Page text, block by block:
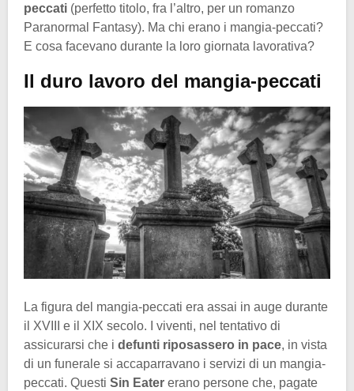
peccati (perfetto titolo, fra l’altro, per un romanzo
Paranormal Fantasy). Ma chi erano i mangia-peccati?
E cosa facevano durante la loro giornata lavorativa?
Il duro lavoro del mangia-peccati
La figura del mangia-peccati era assai in auge durante
il XVIII e il XIX secolo. I viventi, nel tentativo di
assicurarsi che i defunti riposassero in pace, in vista
di un funerale si accaparravano i servizi di un mangia-
peccati. Questi Sin Eater erano persone che, pagate